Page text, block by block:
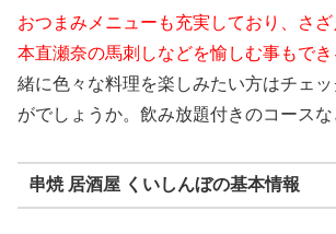
おつまみメニューも充実しており、さ
本直瀬奈の馬刺しなどを愉しむ事もでき
緒に色々な料理を楽しみたい方はチェ
がでしょうか。飲み放題付きのコースな
串焼 居酒屋 くいしんぼの基本情報